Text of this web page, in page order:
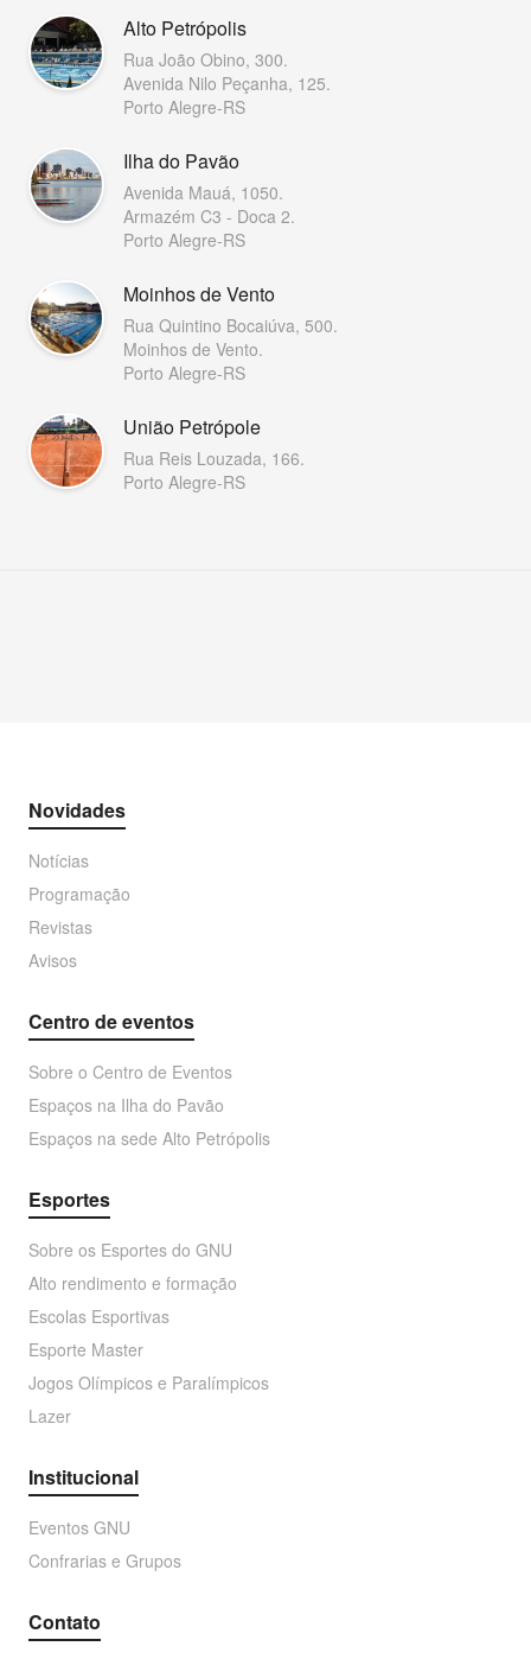
Alto Petrópolis
Rua João Obino, 300.
Avenida Nilo Peçanha, 125.
Porto Alegre-RS
Ilha do Pavão
Avenida Mauá, 1050.
Armazém C3 - Doca 2.
Porto Alegre-RS
Moinhos de Vento
Rua Quintino Bocaiúva, 500.
Moinhos de Vento.
Porto Alegre-RS
União Petrópole
Rua Reis Louzada, 166.
Porto Alegre-RS
Novidades
Notícias
Programação
Revistas
Avisos
Centro de eventos
Sobre o Centro de Eventos
Espaços na Ilha do Pavão
Espaços na sede Alto Petrópolis
Esportes
Sobre os Esportes do GNU
Alto rendimento e formação
Escolas Esportivas
Esporte Master
Jogos Olímpicos e Paralímpicos
Lazer
Institucional
Eventos GNU
Confrarias e Grupos
Contato